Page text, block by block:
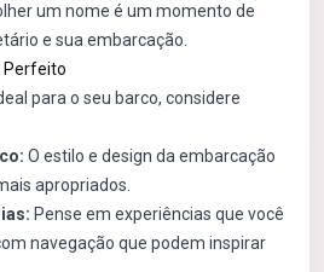
um nome é um momento de
e sua embarcação.
Perfeito
para o seu barco, considere
O estilo e design da embarcação
apropriados.
Pense em experiências que você
navegação que podem inspirar